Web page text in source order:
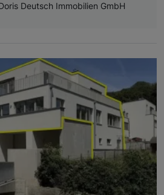
Deutsch Immobilien GmbH